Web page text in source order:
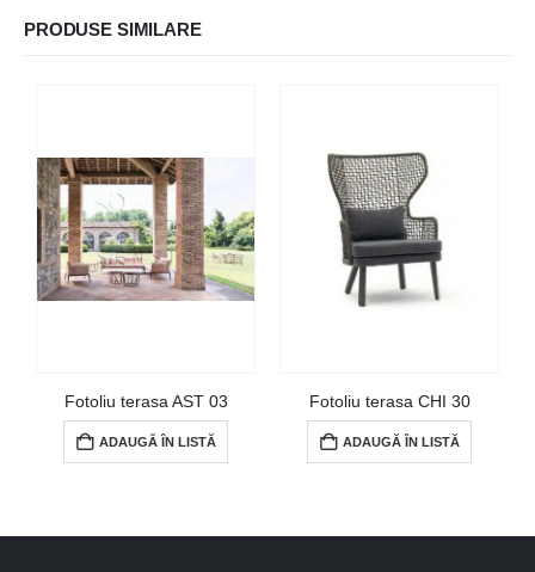
PRODUSE SIMILARE
Fotoliu terasa AST 03
ADAUGĂ ÎN LISTĂ
Fotoliu terasa CHI 30
ADAUGĂ ÎN LISTĂ